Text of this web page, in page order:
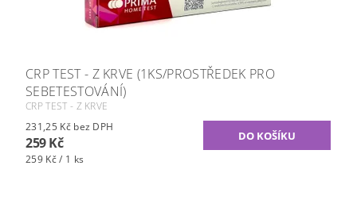
CRP TEST - Z KRVE (1KS/PROSTŘEDEK PRO
SEBETESTOVÁNÍ)
CRP TEST - Z KRVE
231,25 Kč bez DPH
259 Kč
259 Kč / 1 ks